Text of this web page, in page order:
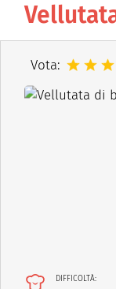
Vota:
DIFFICOLTÀ: